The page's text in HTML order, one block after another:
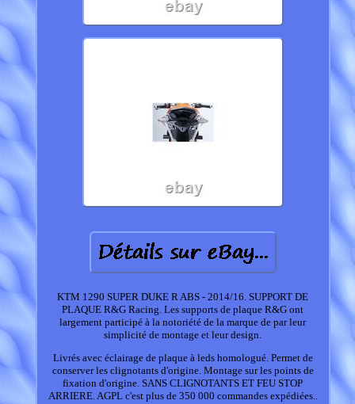
KTM 1290 SUPER DUKE R ABS - 2014/16. SUPPORT DE
PLAQUE R&G Racing. Les supports de plaque R&G ont
largement participé à la notoriété de la marque de par leur
simplicité de montage et leur design.
Livrés avec éclairage de plaque à leds homologué. Permet de
conserver les clignotants d'origine. Montage sur les points de
fixation d'origine. SANS CLIGNOTANTS ET FEU STOP
ARRIERE. AGPL c'est plus de 350 000 commandes expédiées..